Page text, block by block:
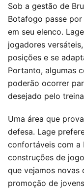
Sob a gestão de
Botafogo passe
em seu elenco.
jogadores
posições e se
Portanto, algumas
poderão ocorrer
desejado pelo
Uma área que
defesa. Lage
confortáveis com a
construções de
que vejamos novas
promoção de